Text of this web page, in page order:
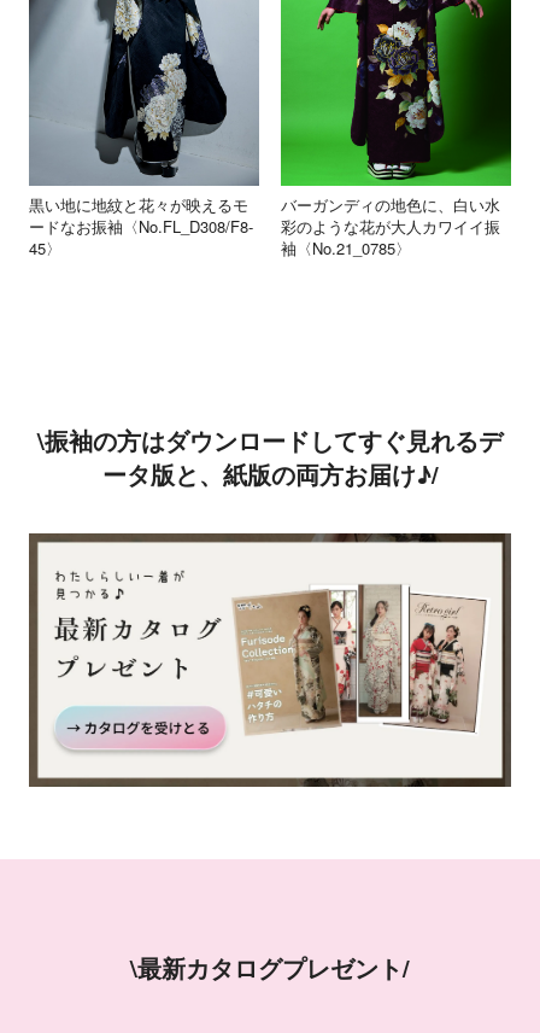
黒い地に地紋と花々が映えるモ
ードなお振袖〈No.FL_D308/F8-
45〉
バーガンディの地色に、白い水
彩のような花が大人カワイイ振
袖〈No.21_0785〉
\振袖の方はダウンロードしてすぐ見れるデ
ータ版と、紙版の両方お届け♪/
\最新カタログプレゼント/